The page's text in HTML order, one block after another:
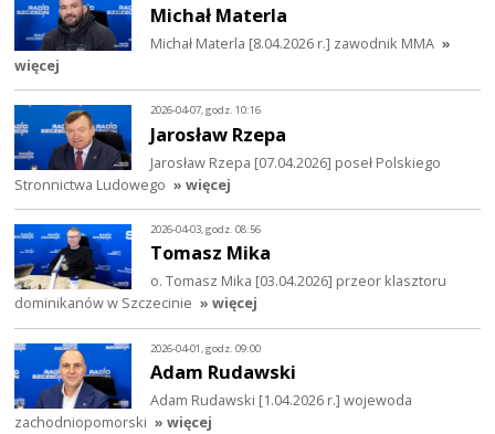
Michał Materla
Michał Materla [8.04.2026 r.] zawodnik MMA »
więcej
2026-04-07, godz. 10:16
Jarosław Rzepa
Jarosław Rzepa [07.04.2026] poseł Polskiego
Stronnictwa Ludowego » więcej
2026-04-03, godz. 08:56
Tomasz Mika
o. Tomasz Mika [03.04.2026] przeor klasztoru
dominikanów w Szczecinie » więcej
2026-04-01, godz. 09:00
Adam Rudawski
Adam Rudawski [1.04.2026 r.] wojewoda
zachodniopomorski » więcej